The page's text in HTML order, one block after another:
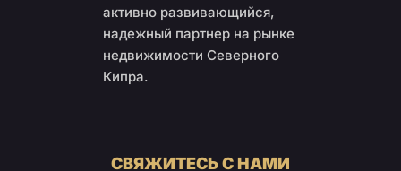
активно развивающийся,
надежный партнер на рынке
недвижимости Северного
Кипра.
СВЯЖИТЕСЬ С НАМИ